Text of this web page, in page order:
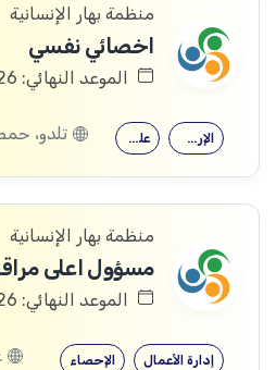
منظمة بهار الإنسانية
اخصائي نفسي
الموعد النهائي: 17/08/2026
علم النفس الإرشاد النفسي
منظمة بهار الإنسانية
مسؤول اعلى
الموعد النهائي: 16/08/2026
الإحصاء إدارة الأعمال